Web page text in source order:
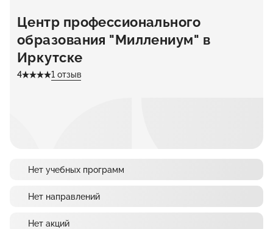
Центр профессионального
образования "Миллениум" в
Иркутске
4 1 отзыв
Нет учебных программ
Нет направлений
Нет акций